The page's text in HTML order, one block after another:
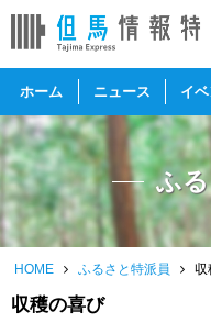
ホーム ニュース イ
ふ
HOME ふるさと特派員 収
収穫の喜び